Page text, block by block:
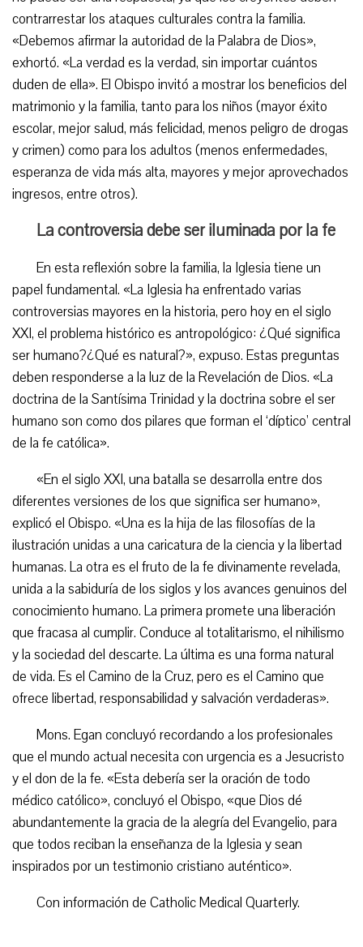
contrarrestar los ataques culturales contra la familia.
«Debemos afirmar la autoridad de la Palabra de Dios»,
exhortó. «La verdad es la verdad, sin importar cuántos
duden de ella». El Obispo invitó a mostrar los beneficios del
matrimonio y la familia, tanto para los niños (mayor éxito
escolar, mejor salud, más felicidad, menos peligro de drogas
y crimen) como para los adultos (menos enfermedades,
esperanza de vida más alta, mayores y mejor aprovechados
ingresos, entre otros).
La controversia debe ser iluminada por la fe
En esta reflexión sobre la familia, la Iglesia tiene un
papel fundamental. «La Iglesia ha enfrentado varias
controversias mayores en la historia, pero hoy en el siglo
XXI, el problema histórico es antropológico: ¿Qué significa
ser humano?¿Qué es natural?», expuso. Estas preguntas
deben responderse a la luz de la Revelación de Dios. «La
doctrina de la Santísima Trinidad y la doctrina sobre el ser
humano son como dos pilares que forman el ‘díptico’ central
de la fe católica».
«En el siglo XXI, una batalla se desarrolla entre dos
diferentes versiones de los que significa ser humano»,
explicó el Obispo. «Una es la hija de las filosofías de la
ilustración unidas a una caricatura de la ciencia y la libertad
humanas. La otra es el fruto de la fe divinamente revelada,
unida a la sabiduría de los siglos y los avances genuinos del
conocimiento humano. La primera promete una liberación
que fracasa al cumplir. Conduce al totalitarismo, el nihilismo
y la sociedad del descarte. La última es una forma natural
de vida. Es el Camino de la Cruz, pero es el Camino que
ofrece libertad, responsabilidad y salvación verdaderas».
Mons. Egan concluyó recordando a los profesionales
que el mundo actual necesita con urgencia es a Jesucristo
y el don de la fe. «Esta debería ser la oración de todo
médico católico», concluyó el Obispo, «que Dios dé
abundantemente la gracia de la alegría del Evangelio, para
que todos reciban la enseñanza de la Iglesia y sean
inspirados por un testimonio cristiano auténtico».
Con información de Catholic Medical Quarterly.